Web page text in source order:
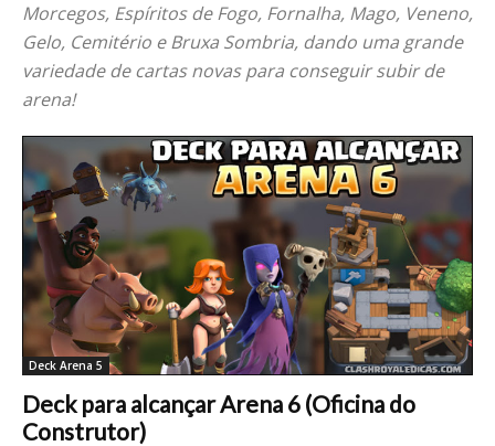
Morcegos, Espíritos de Fogo, Fornalha, Mago, Veneno,
Gelo, Cemitério e Bruxa Sombria, dando uma grande
variedade de cartas novas para conseguir subir de
arena!
Deck Arena 5
Deck para alcançar Arena 6 (Oficina do
Construtor)